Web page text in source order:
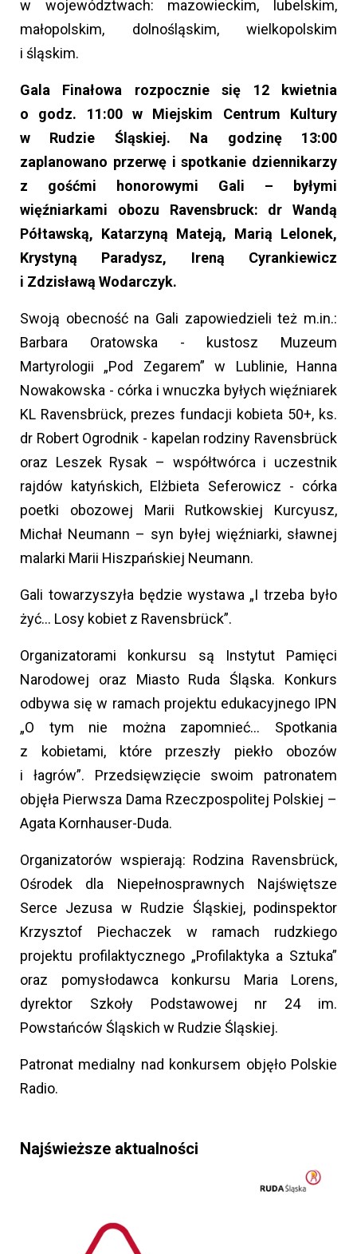
w województwach: mazowieckim, lubelskim,
małopolskim, dolnośląskim, wielkopolskim
i śląskim.
Gala Finałowa rozpocznie się 12 kwietnia
o godz. 11:00 w Miejskim Centrum Kultury
w Rudzie Śląskiej. Na godzinę 13:00
zaplanowano przerwę i spotkanie dziennikarzy
z gośćmi honorowymi Gali – byłymi
więźniarkami obozu Ravensbruck: dr Wandą
Półtawską, Katarzyną Mateją, Marią Lelonek,
Krystyną Paradysz, Ireną Cyrankiewicz
i Zdzisławą Wodarczyk.
Swoją obecność na Gali zapowiedzieli też m.in.:
Barbara Oratowska - kustosz Muzeum
Martyrologii „Pod Zegarem” w Lublinie, Hanna
Nowakowska - córka i wnuczka byłych więźniarek
KL Ravensbrück, prezes fundacji kobieta 50+, ks.
dr Robert Ogrodnik - kapelan rodziny Ravensbrück
oraz Leszek Rysak – współtwórca i uczestnik
rajdów katyńskich, Elżbieta Seferowicz - córka
poetki obozowej Marii Rutkowskiej Kurcyusz,
Michał Neumann – syn byłej więźniarki, sławnej
malarki Marii Hiszpańskiej Neumann.
Gali towarzyszyła będzie wystawa „I trzeba było
żyć… Losy kobiet z Ravensbrück”.
Organizatorami konkursu są Instytut Pamięci
Narodowej oraz Miasto Ruda Śląska. Konkurs
odbywa się w ramach projektu edukacyjnego IPN
„O tym nie można zapomnieć… Spotkania
z kobietami, które przeszły piekło obozów
i łagrów”. Przedsięwzięcie swoim patronatem
objęła Pierwsza Dama Rzeczpospolitej Polskiej –
Agata Kornhauser-Duda.
Organizatorów wspierają: Rodzina Ravensbrück,
Ośrodek dla Niepełnosprawnych Najświętsze
Serce Jezusa w Rudzie Śląskiej, podinspektor
Krzysztof Piechaczek w ramach rudzkiego
projektu profilaktycznego „Profilaktyka a Sztuka”
oraz pomysłodawca konkursu Maria Lorens,
dyrektor Szkoły Podstawowej nr 24 im.
Powstańców Śląskich w Rudzie Śląskiej.
Patronat medialny nad konkursem objęło Polskie
Radio.
Najświeższe aktualności